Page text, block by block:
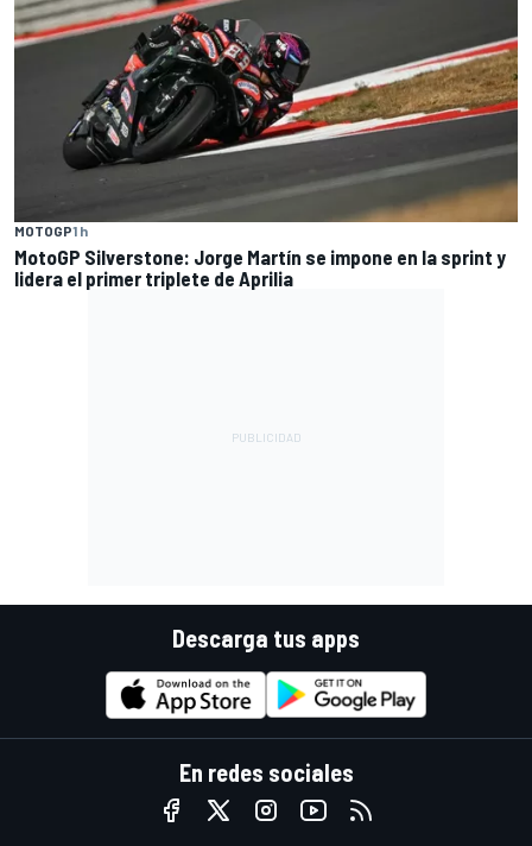
MOTOGP1 h
MotoGP Silverstone: Jorge Martín se impone en la sprint y
lidera el primer triplete de Aprilia
Descarga tus apps
En redes sociales